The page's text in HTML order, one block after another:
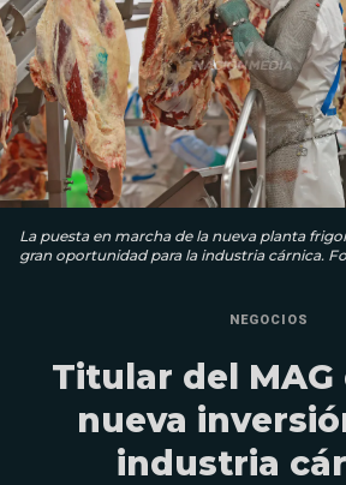
La puesta en marcha de la nueva planta
gran oportunidad para la industria cárnica.
NEGOCIOS
Titular del MAG
nueva
industria